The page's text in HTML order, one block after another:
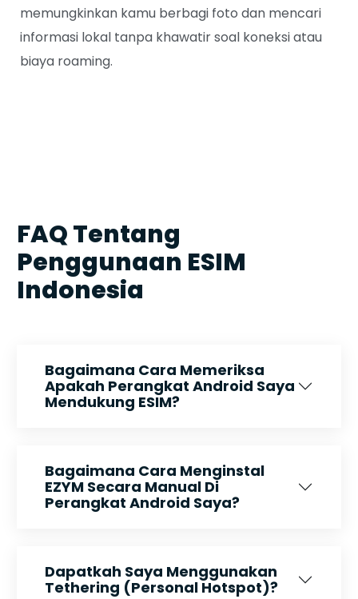
memungkinkan kamu berbagi foto dan mencari
informasi lokal tanpa khawatir soal koneksi atau
biaya roaming.
FAQ Tentang
Penggunaan ESIM
Indonesia
Bagaimana Cara Memeriksa
Apakah Perangkat Android Saya
Mendukung ESIM?
Bagaimana Cara Menginstal
EZYM Secara Manual Di
Perangkat Android Saya?
Dapatkah Saya Menggunakan
Tethering (Personal Hotspot)?